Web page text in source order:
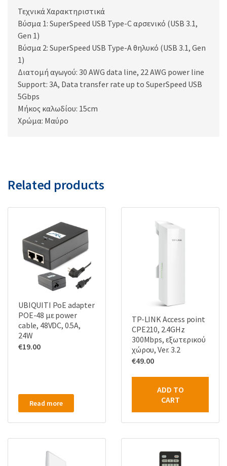
Τεχνικά Χαρακτηριστικά
Βύσμα 1: SuperSpeed USB Type-C αρσενικό (USB 3.1,
Gen 1)
Βύσμα 2: SuperSpeed USB Type-A θηλυκό (USB 3.1, Gen
1)
Διατομή αγωγού: 30 AWG data line, 22 AWG power line
Support: 3A, Data transfer rate up to SuperSpeed USB
5Gbps
Μήκος καλωδίου: 15cm
Χρώμα: Μαύρο
Related products
UBIQUITI PoE adapter
POE-48 με power
cable, 48VDC, 0.5A,
24W
€19.00
Read more
TP-LINK Access point
CPE210, 2.4GHz
300Mbps, εξωτερικού
χώρου, Ver. 3.2
€49.00
ADD TO
CART